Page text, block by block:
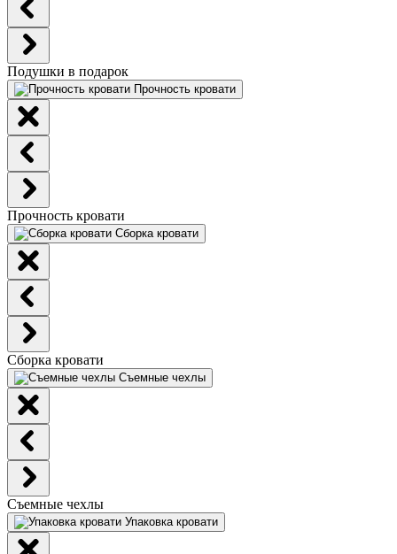
Подушки в подарок
Прочность кровати
Прочность кровати
Сборка кровати
Сборка кровати
Съемные чехлы
Съемные чехлы
Упаковка кровати